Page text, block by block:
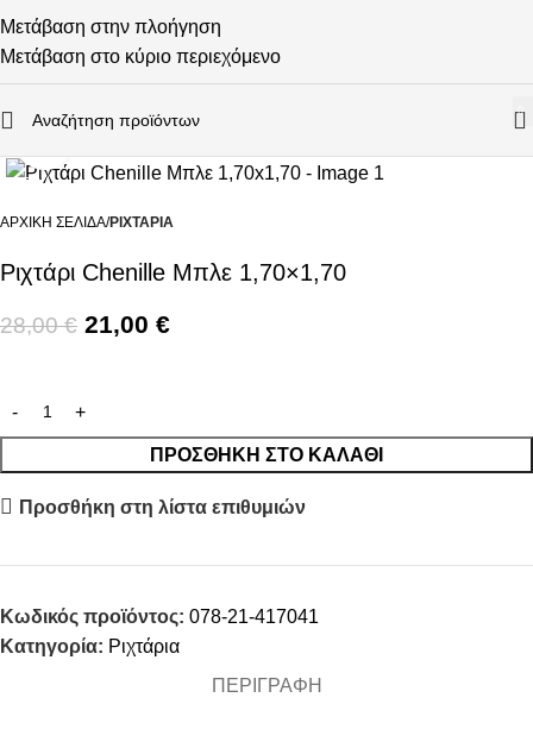
Μετάβαση στην πλοήγηση
Μετάβαση στο κύριο περιεχόμενο
0
-25%
ΑΡΧΙΚΉ ΣΕΛΊΔΑ ΡΙΧΤΆΡΙΑ
Ριχτάρι Chenille Μπλε 1,70×1,70
28,00€ 21,00 €
ΠΡΟΣΘΉΚΗ ΣΤΟ ΚΑΛΆΘΙ
Προσθήκη στη λίστα επιθυμιών
Κωδικός προϊόντος: 078-21-417041
Κατηγορία: Ριχτάρια
ΠΕΡΙΓΡΑΦΉ